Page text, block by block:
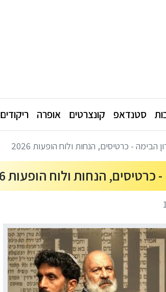
סטנדאפ קונצרטים אופרה ריקודים
- כרטיסים, הנחות ולוח הופעות 2026
הנחות ולוח הופעות 2026